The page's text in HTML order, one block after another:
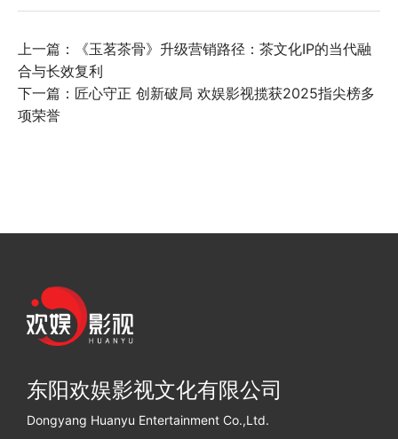
上一篇：
《玉茗茶骨》升级营销路径：茶文化IP的当代融
合与长效复利
下一篇： 匠心守正 创新破局 欢娱影视揽获2025指尖榜多
项荣誉
东阳欢娱影视文化有限公司
Dongyang Huanyu Entertainment Co.,Ltd.